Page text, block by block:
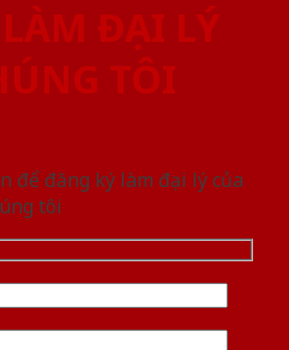
ĐẠI LÝ
TÔI
để đăng ký làm đại lý của
tôi